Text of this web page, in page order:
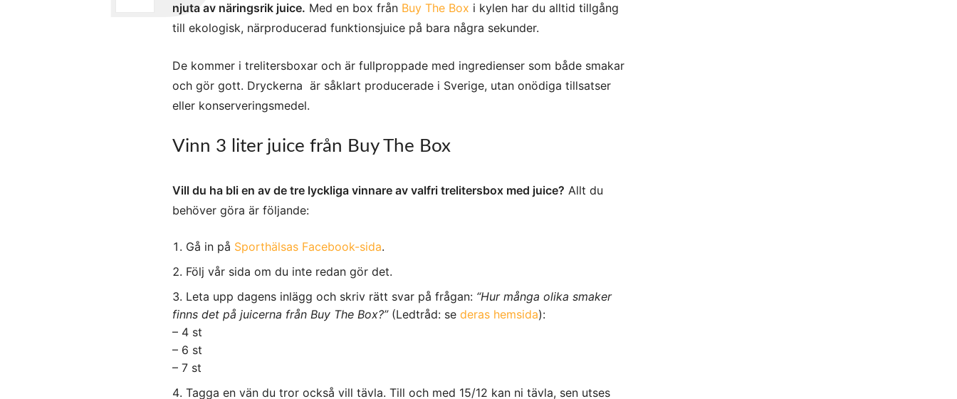
njuta av näringsrik juice. Med en box från Buy The Box i kylen har du alltid tillgång
till ekologisk, närproducerad funktionsjuice på bara några sekunder.
De kommer i trelitersboxar och är fullproppade med ingredienser som både smakar
och gör gott. Dryckerna är såklart producerade i Sverige, utan onödiga tillsatser
eller konserveringsmedel.
Vinn 3 liter juice från Buy The Box
Vill du ha bli en av de tre lyckliga vinnare av valfri trelitersbox med juice? Allt du
behöver göra är följande:
Gå in på Sporthälsas Facebook-sida.
Följ vår sida om du inte redan gör det.
Leta upp dagens inlägg och skriv rätt svar på frågan: “Hur många olika smaker
finns det på juicerna från Buy The Box?”(Ledtråd: se deras hemsida):
– 4 st
– 6 st
– 7 st
Tagga en vän du tror också vill tävla. Till och med 15/12 kan ni tävla, sen utses